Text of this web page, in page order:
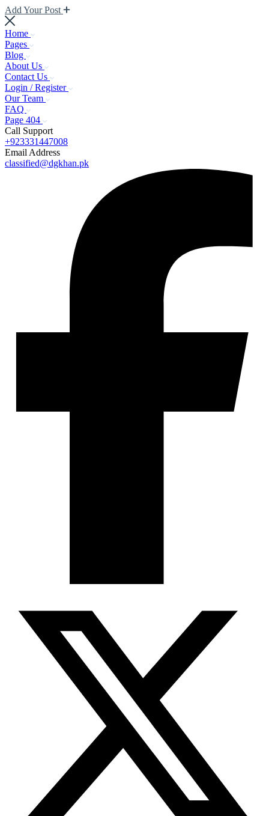
Add Your Post
Home
Pages
Blog
About Us
Contact Us
Login / Register
Our Team
FAQ
Page 404
Call Support
+923331447008
Email Address
classified@dgkhan.pk